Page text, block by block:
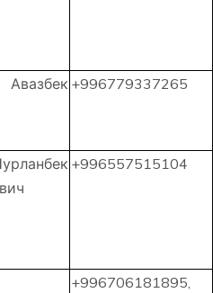
Авазбек +996779337265
+996557515104
+996706181895,